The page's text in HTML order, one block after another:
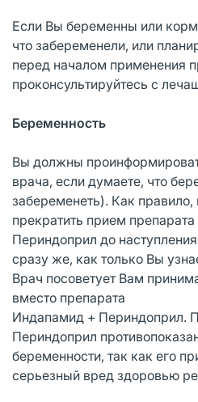
Если Вы беременны или
что забеременели, или
перед началом применения
проконсультируйтесь с
Беременность
Вы должны
врача, если думаете, что
забеременеть). Как правило,
прекратить прием
Периндоприл до
сразу же, как только Вы
Врач посоветует Вам
вместо препарата
Индапамид + Периндоприл.
Периндоприл
беременности, так как его
серьезный вред здоровью